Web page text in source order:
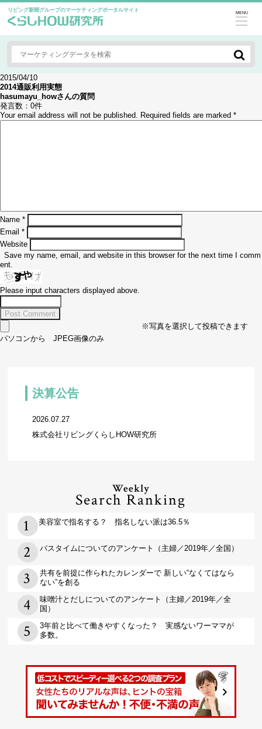
リビング新聞グループのマーケティングポータルサイト MENU
2015/04/10
2014通販利用実態
hasumayu_howさんの質問
発言数： 0件
Your email address will not be published. Required fields are marked *
Name *
Email *
Website
Save my name, email, and website in this browser for the next time I comm
ent.
Please input characters displayed above.
※写真を選択して投稿できます
パソコンから JPEG画像のみ
決算公告
2026.07.27
株式会社リビングくらしHOW研究所
Weekly
Search Ranking
美容室で指名する？ 指名しない派は36.5％
バスタイムについてのアンケート（主婦／2019年／全国）
共有を前提に作られたカレンダーで 新しい“なくてはなら
ない”を創る
味噌汁とだしについてのアンケート（主婦／2019年／全
国）
3年前と比べて働きやすくなった？ 実感ないワーママが
多数。